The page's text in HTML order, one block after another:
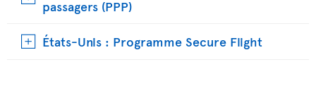
passagers (PPP)
États-Unis : Programme Secure Flight